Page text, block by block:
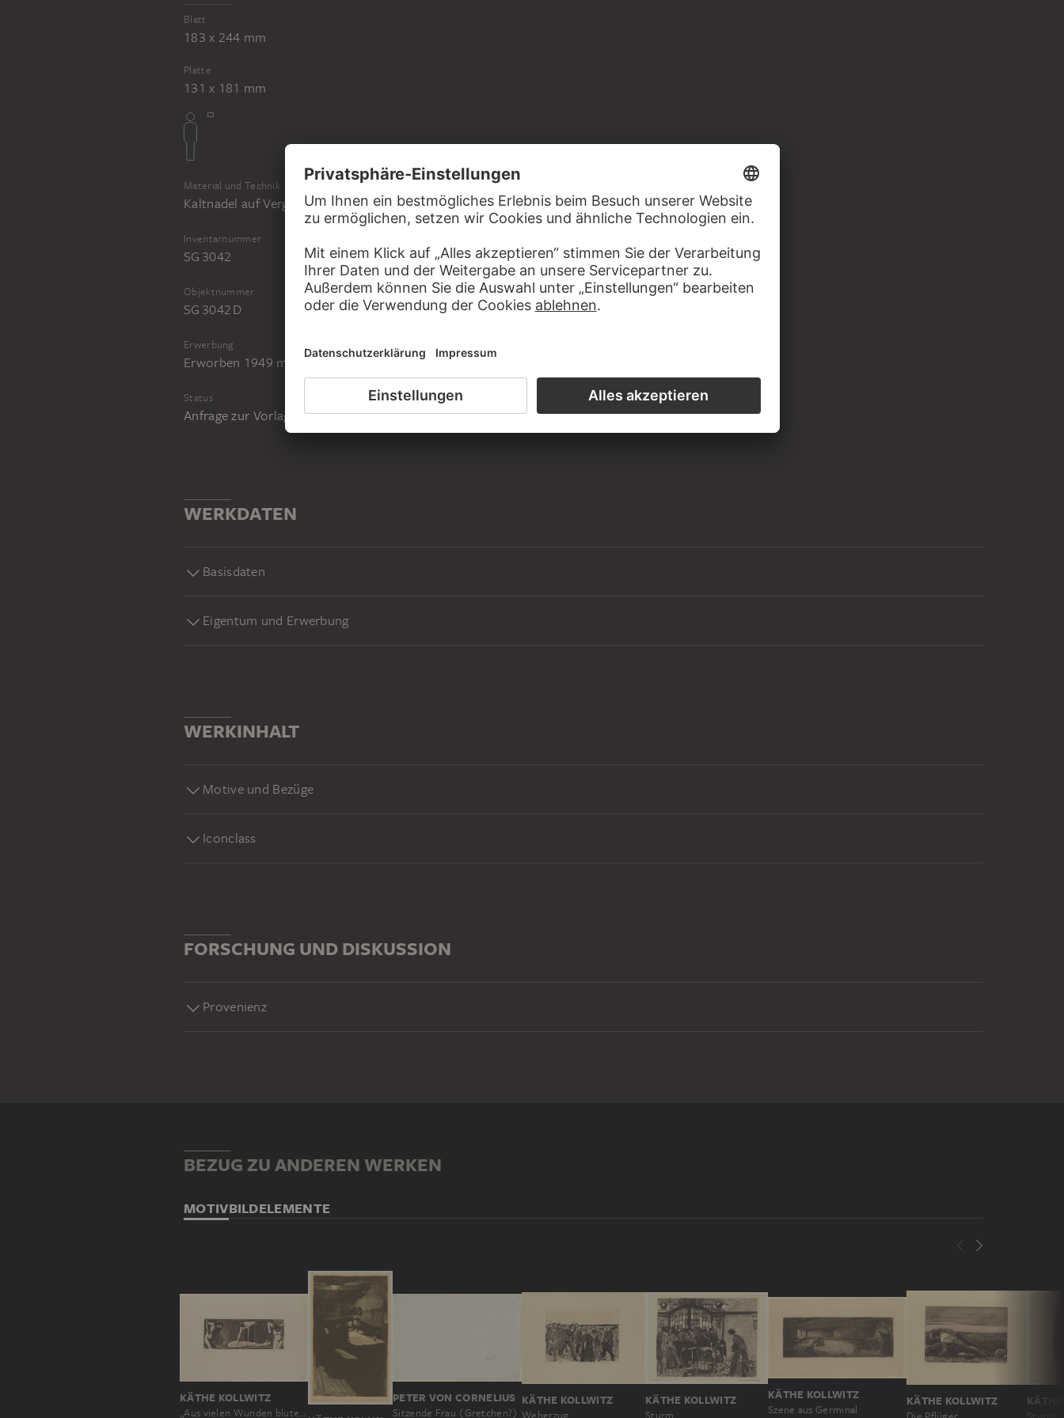
Theater
Blatt
183 x 244 mm
Platte
131 x 181 mm
Material und Technik
Kaltnadel auf Vergépapier; Druck von der verstählten Platte
Inventarnummer
SG 3042
Objektnummer
SG 3042 D
Erwerbung
Erworben 1949 mit der Beckmann-Sammlung von Ugi und Fridel Battenberg
Status
Anfrage zur Vorlage im Studiensaal der Graphischen Sammlung
WERKDATEN
Basisdaten
Eigentum und Erwerbung
WERKINHALT
Motive und Bezüge
Iconclass
FORSCHUNG UND DISKUSSION
Provenienz
BEZUG ZU ANDEREN WERKEN
MOTIVBILDELEMENTE
KÄTHE KOLLWITZ
„Aus vielen Wunden blutest du, oh Volk“
PETER VON CORNELIUS
Sitzende Frau (Gretchen?)
KÄTHE KOLLWITZ
Weberzug
KÄTHE KOLLWITZ
Sturm
KÄTHE KOLLWITZ
Szene aus Germinal
KÄTHE KOLLWITZ